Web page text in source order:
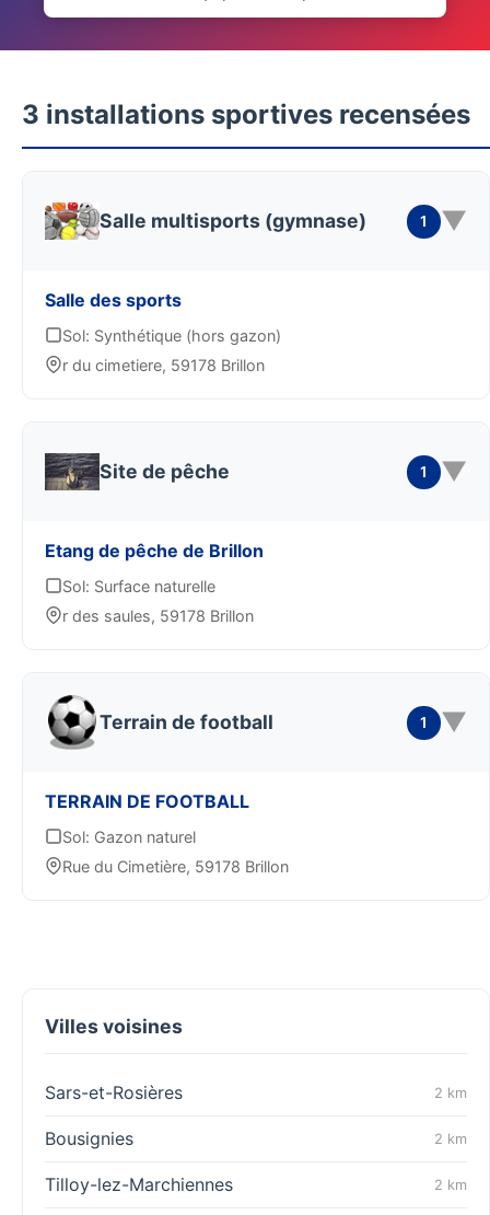
3 installations sportives recensées
Salle multisports (gymnase) 1 ▼
Salle des sports
Sol: Synthétique (hors gazon)
r du cimetiere, 59178 Brillon
Site de pêche 1 ▼
Etang de pêche de Brillon
Sol: Surface naturelle
r des saules, 59178 Brillon
Terrain de football 1 ▼
TERRAIN DE FOOTBALL
Sol: Gazon naturel
Rue du Cimetière, 59178 Brillon
Villes voisines
Sars-et-Rosières 2 km
Bousignies 2 km
Tilloy-lez-Marchiennes 2 km